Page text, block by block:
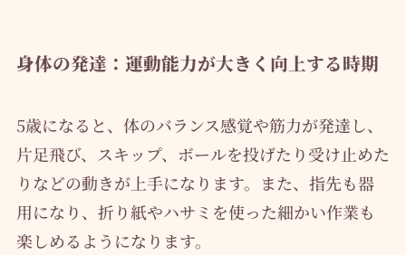
身体の発達：運動能力が大きく向上する時期
5歳になると、体のバランス感覚や筋力が発達し、
片足飛び、スキップ、ボールを投げたり受け止めた
りなどの動きが上手になります。また、指先も器
用になり、折り紙やハサミを使った細かい作業も
楽しめるようになります。